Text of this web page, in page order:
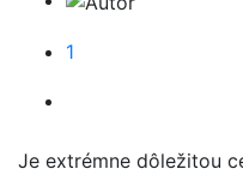
1
Je extrémne dôležitou